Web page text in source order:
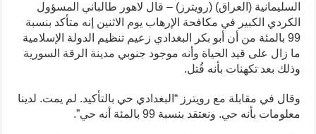
السليمانية (العراق) (رويترز) – قال لاهور طالباني المسؤول
الكردي الكبير في مكافحة الإرهاب يوم الاثنين إنه متأكد بنسبة
99 بالمئة من أن أبو بكر البغدادي زعيم تنظيم الدولة الإسلامية
ما زال على قيد الحياة وأنه موجود جنوبي مدينة الرقة السورية
وذلك بعد تكهنات بأنه قُتل.
وقال في مقابلة مع رويترز “البغدادي حي بالتأكيد. لم يمت. لدينا
معلومات بأنه حي. ونعتقد بنسبة 99 بالمئة أنه حي”.